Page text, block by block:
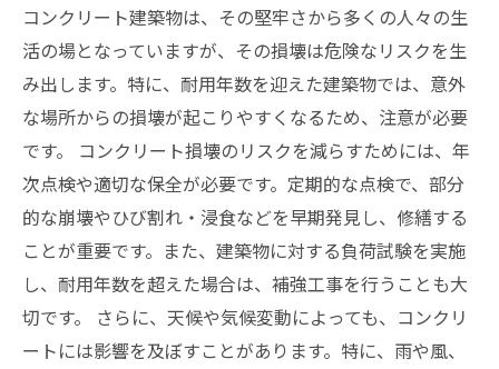
コンクリート建築物は、その堅牢さから多くの人々の生
活の場となっていますが、その損壊は危険なリスクを生
み出します。特に、耐用年数を迎えた建築物では、意外
な場所からの損壊が起こりやすくなるため、注意が必要
です。 コンクリート損壊のリスクを減らすためには、年
次点検や適切な保全が必要です。定期的な点検で、部分
的な崩壊やひび割れ・浸食などを早期発見し、修繕する
ことが重要です。また、建築物に対する負荷試験を実施
し、耐用年数を超えた場合は、補強工事を行うことも大
切です。 さらに、天候や気候変動によっても、コンクリ
ートには影響を及ぼすことがあります。特に、雨や風、